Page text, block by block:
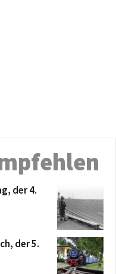
der 4.
der 5.